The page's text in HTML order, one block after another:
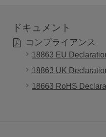
ドキュメント
コンプライアンス
18863 EU
18863 UK
18663 RoHS